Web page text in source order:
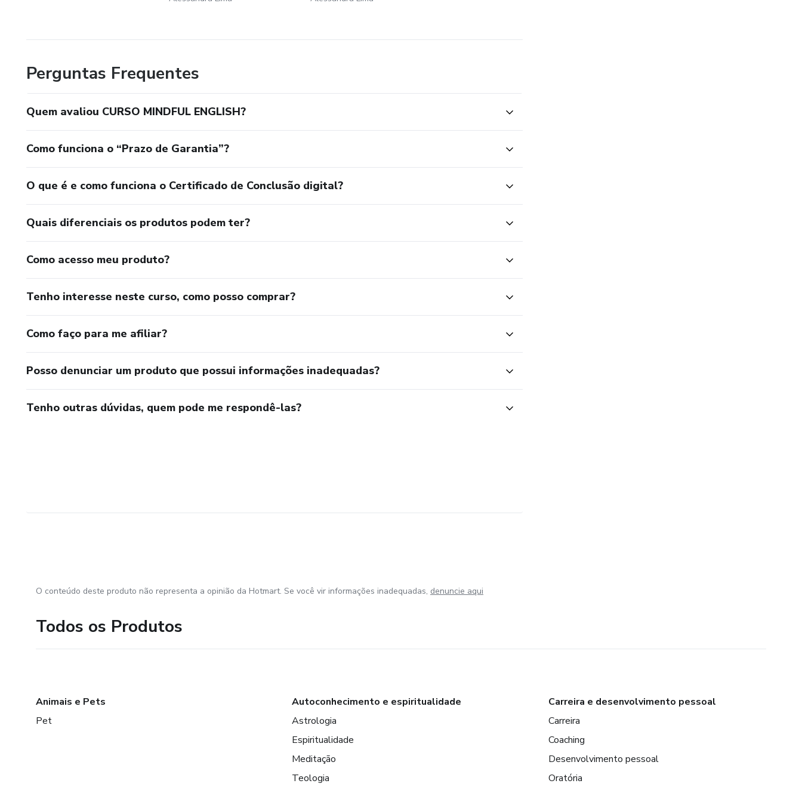
Perguntas Frequentes
Quem avaliou CURSO MINDFUL ENGLISH?
Como funciona o “Prazo de Garantia”?
O que é e como funciona o Certificado de Conclusão digital?
Quais diferenciais os produtos podem ter?
Como acesso meu produto?
Tenho interesse neste curso, como posso comprar?
Como faço para me afiliar?
Posso denunciar um produto que possui informações inadequadas?
Tenho outras dúvidas, quem pode me respondê-las?
O conteúdo deste produto não representa a opinião da Hotmart. Se você vir informações inadequadas, denuncie aqui
Todos os Produtos
Animais e Pets
Pet
Autoconhecimento e espiritualidade
Astrologia
Espiritualidade
Meditação
Teologia
Carreira e desenvolvimento pessoal
Carreira
Coaching
Desenvolvimento pessoal
Oratória